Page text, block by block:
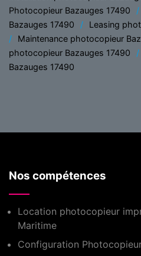
Photocopieur Bazauges 17490
Bazauges 17490
Leasing
Maintenance photocopieur
photocopieur Bazauges 17490
Bazauges 17490
Nos compétences
Location photocopieur
Maritime
Configuration